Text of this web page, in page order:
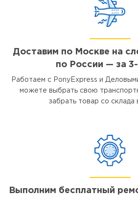
Доставим по Москве на
по России — за
Работаем с PonyExpress и
можете выбрать свою
забрать товар со склада
Выполним бесплатный